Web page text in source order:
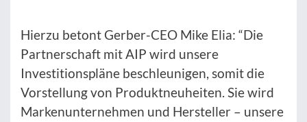
Hierzu betont Gerber-CEO Mike Elia: “Die
Partnerschaft mit AIP wird unsere
Investitionspläne beschleunigen, somit die
Vorstellung von Produktneuheiten. Sie wird
Markenunternehmen und Hersteller – unsere